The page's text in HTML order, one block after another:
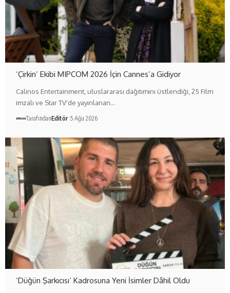
‘Çirkin’ Ekibi MIPCOM 2026 İçin Cannes’a Gidiyor
Calinos Entertainment, uluslararası dağıtımını üstlendiği, 25 Film
imzalı ve Star TV'de yayınlanan…
TarafındanEditör 5 Ağu 2026
‘Düğün Şarkıcısı’ Kadrosuna Yeni İsimler Dâhil Oldu